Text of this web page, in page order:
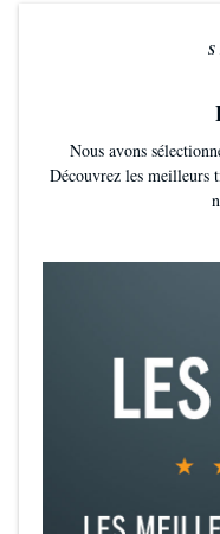
Nous avons
Découvrez les meilleurs